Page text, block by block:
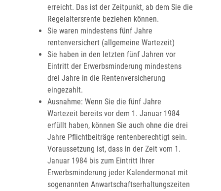
erreicht. Das ist der Zeitpunkt, ab dem Sie die
Regelaltersrente beziehen können.
Sie waren mindestens fünf Jahre
rentenversichert (allgemeine Wartezeit)
Sie haben in den letzten fünf Jahren vor
Eintritt der Erwerbsminderung mindestens
drei Jahre in die Rentenversicherung
eingezahlt.
Ausnahme: Wenn Sie die fünf Jahre
Wartezeit bereits vor dem 1. Januar 1984
erfüllt haben, können Sie auch ohne die drei
Jahre Pflichtbeiträge rentenberechtigt sein.
Voraussetzung ist, dass in der Zeit vom 1.
Januar 1984 bis zum Eintritt Ihrer
Erwerbsminderung jeder Kalendermonat mit
sogenannten Anwartschaftserhaltungszeiten